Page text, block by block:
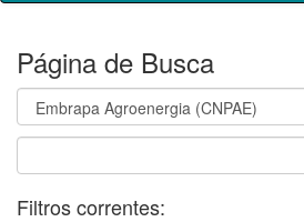
Página de Busca
Filtros correntes: